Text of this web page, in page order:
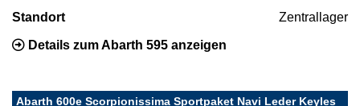
Standort Zentrallager
Details zum Abarth 595 anzeigen
Abarth 600e Scorpionissima Sportpaket Navi Leder Keyles